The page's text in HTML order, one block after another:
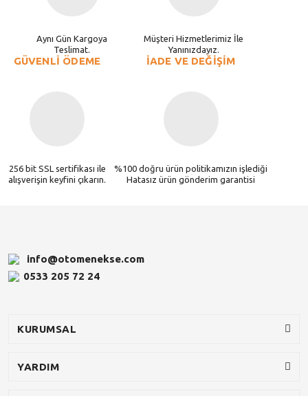
Aynı Gün Kargoya
Teslimat.
Müşteri Hizmetlerimiz İle
Yanınızdayız.
GÜVENLİ ÖDEME
256 bit SSL sertifikası ile
alışverişin keyfini çıkarın.
İADE VE DEĞİŞİM
%100 doğru ürün politikamızın işlediği
Hatasız ürün gönderim garantisi
info@otomenekse.com
0533 205 72 24
KURUMSAL
YARDIM